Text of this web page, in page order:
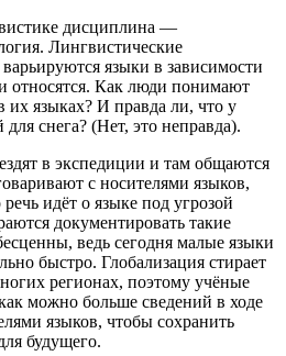
дисциплина —
Лингвистические
языки в зависимости
относятся. Как люди понимают
их языках? И правда ли, что у
снега? (Нет, это неправда).
в экспедиции и там общаются
с носителями языков,
идёт о языке под угрозой
документировать такие
ведь сегодня малые языки
быстро. Глобализация стирает
регионах, поэтому учёные
можно больше сведений в ходе
языков, чтобы сохранить
будущего.